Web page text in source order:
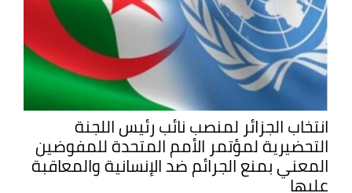
انتخاب الجزائر لمنصب نائب رئيس اللجنة
التحضيرية لمؤتمر الأمم المتحدة للمفوضين
المعني بمنع الجرائم ضد الإنسانية والمعاقبة
عليها